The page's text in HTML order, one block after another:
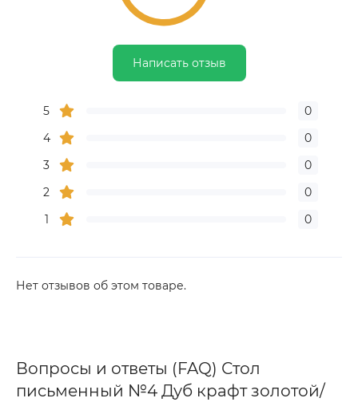
Написать отзыв
5
0
4
0
3
0
2
0
1
0
Нет отзывов об этом товаре.
Вопросы и ответы (FAQ) Стол
письменный №4 Дуб крафт золотой/